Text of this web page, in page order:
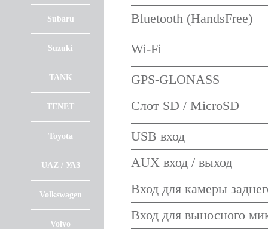
Subaru
Suzuki
TANK
TENET
Toyota
UAZ / УАЗ
Volkswagen
Volvo
Bluetooth (HandsFree)
Wi-Fi
GPS-GLONASS
Слот SD / MicroSD
USB вход
AUX вход / выход
Вход для камеры
Вход для выносного